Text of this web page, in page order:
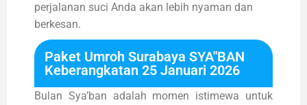
perjalanan suci Anda akan lebih nyaman dan
berkesan.
Paket Umroh Surabaya SYA"BAN
Keberangkatan 25 Januari 2026
Bulan Sya’ban adalah momen istimewa untuk